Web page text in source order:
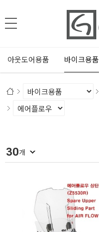
아웃도어용품 바이크용품
30개